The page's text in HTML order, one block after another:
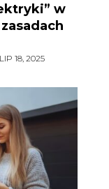
w
LIP 18, 2025